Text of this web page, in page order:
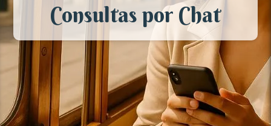
Consultas por Chat